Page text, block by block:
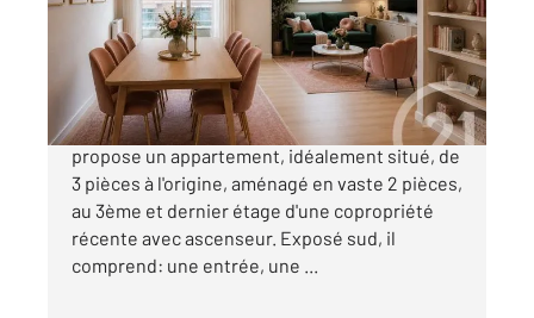
Appartement à vendre
274 000 €
Centre-ville de Vannes. Votre agence vous
propose un appartement, idéalement situé, de
3 pièces à l'origine, aménagé en vaste 2 pièces,
au 3ème et dernier étage d'une copropriété
récente avec ascenseur. Exposé sud, il
comprend: une entrée, une ...